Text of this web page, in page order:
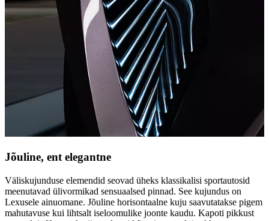
Jõuline, ent elegantne
Väliskujunduse elemendid seovad üheks klassikalisi sportautosid
meenutavad ülivormikad sensuaalsed pinnad. See kujundus on
Lexusele ainuomane. Jõuline horisontaalne kuju saavutatakse pigem
mahutavuse kui lihtsalt iseloomulike joonte kaudu. Kapoti pikkust